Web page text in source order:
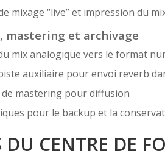
mixage “live” et impression du
mastering et archivage
mix analogique vers le format
auxiliaire pour envoi reverb
mastering pour diffusion
pour le backup et la
DU CENTRE DE